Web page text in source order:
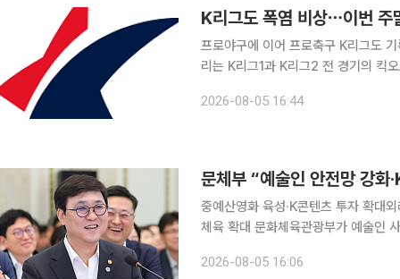
K리그도 폭염 비상⋯이번
프로야구에 이어 프로축구 K리그도
리는 K리그1과 K리그2 전 경기의 킥
8경기의 경기 시작 시간을 기존 오후
2026-08-05 16:44
중예산영화 육성·K콘텐츠 투자 확대
체육 확대 문화체육관광부가 예술인 사회안전망 확충과 기초예술 육성, K컬처 산업 경쟁력 강화, 외
대하고 지역 문화·체육 인프라 확충과
2026-08-05 16:06